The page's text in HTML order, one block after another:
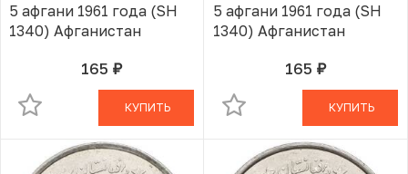
5 афгани 1961 года (SH
1340) Афганистан
165 руб.В КОРЗИНЕ
КУПИТЬ
5 афгани 1961 года (SH
1340) Афганистан
165 руб.В КОРЗИНЕ
КУПИТЬ